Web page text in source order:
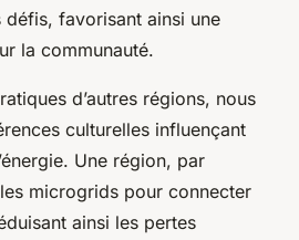
favorisant ainsi une
la communauté.
d’autres régions, nous
culturelles influençant
Une région, par
microgrids pour connecter
ainsi les pertes